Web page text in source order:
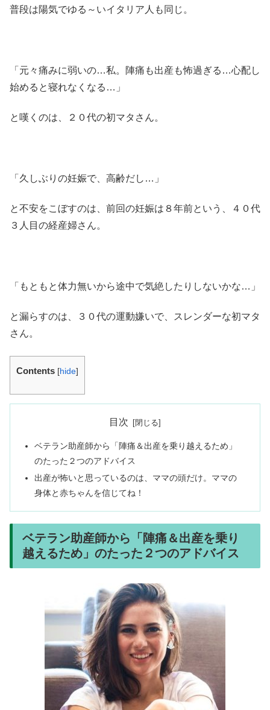
普段は陽気でゆる～いイタリア人も同じ。
「元々痛みに弱いの…私。陣痛も出産も怖過ぎる…心配し
始めると寝れなくなる…」
と嘆くのは、２０代の初マタさん。
「久しぶりの妊娠で、高齢だし…」
と不安をこぼすのは、前回の妊娠は８年前という、４０代
３人目の経産婦さん。
「もともと体力無いから途中で気絶したりしないかな…」
と漏らすのは、３０代の運動嫌いで、スレンダーな初マタ
さん。
Contents [hide]
目次
ベテラン助産師から「陣痛＆出産を乗り越えるため」
のたった２つのアドバイス
出産が怖いと思っているのは、ママの頭だけ。ママの
身体と赤ちゃんを信じてね！
ベテラン助産師から「陣痛＆出産を乗り
越えるため」のたった２つのアドバイス